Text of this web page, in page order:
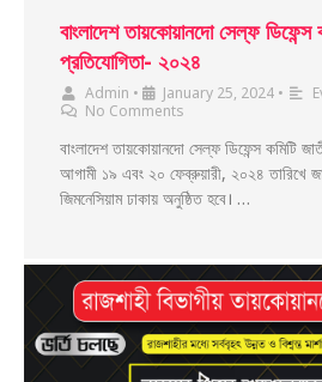
বাংলাদেশ তায়কোয়ানদো সেল্ফ ডিফেন্স
প্রতিযোগিতা- ২০২৪
Admin • January 25, 2024 •
No Comments
বাংলাদেশ তায়কোয়ানদো সেল্ফ ডিফেন্স কমিটি
আগামী ১৯ এবং ২০ ফেব্রুয়ারী, ২০২৪ তারিখে
জিমনেসিয়াম ঢাকায় অনুষ্ঠিত হবে। …